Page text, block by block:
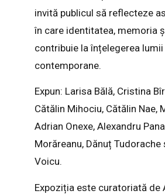
invită publicul să reflecteze
în care identitatea, memoria
contribuie la înțelegerea lumii
contemporane.
Expun: Larisa Bălă, Cristina
Cătălin Mihociu, Cătălin Nae,
Adrian Onexe, Alexandru
Morăreanu, Dănuț Tudorache
Voicu.
Expoziția este curatoriată de